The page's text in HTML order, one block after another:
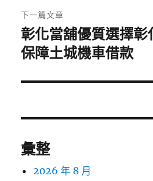
章:
下一篇文章
下
一
文
彰化當舖優質選擇彰
保障土城機車借款
彙整
2026 年 8 月